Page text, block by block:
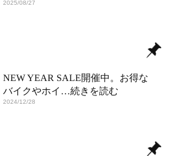
2025/08/27
NEW YEAR SALE開催中。お得な
バイクやホイ …続きを読む
2024/12/28